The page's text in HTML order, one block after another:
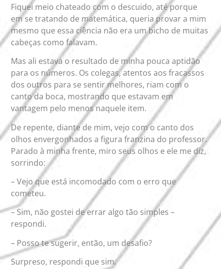
Fiquei meio chateado com o descuido, até porque
em se tratando de matemática, queria provar a mim
mesmo que essa ciência não era um bicho de muitas
cabeças como falavam.
Mas ali estava o resultado de minha pouca aptidão
para os números. Os colegas, atentos aos fracassos
dos outros para se sentir melhores, riam com o
canto da boca, mostrando que estavam em
vantagem pelo menos naquele item.
De repente, diante de mim, vejo com o canto dos
olhos envergonhados a figura franzina do professor.
Parado à minha frente, miro seus olhos e ele me diz,
sorrindo:
– Vejo que está incomodado com o erro que
cometeu.
– Sim, não gostei de errar algo tão simples –
respondi.
– Posso te sugerir, então, um desafio?
Surpreso, respondi que sim.